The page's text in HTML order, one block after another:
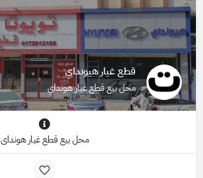
قطع غيار هيونداي
محل بيع قطع غيار هونداي
محل بيع قطع غيار هونداي